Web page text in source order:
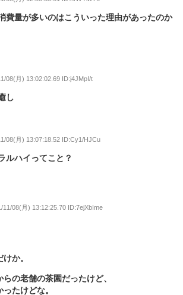
費量が多いのはこういった理由があったのか
08(月) 13:02:02.69 ID:j4JMpI/t
し
08(月) 13:07:18.52 ID:Cy1/HJCu
ルハイってこと？
11/08(月) 13:12:25.70 ID:7ejXbIme
か。
の老舗の茶園だったけど、
たけどな。